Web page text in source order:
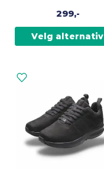
299,-
Velg alternativ
Alternativene
kan
på